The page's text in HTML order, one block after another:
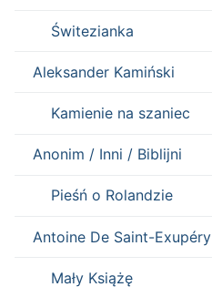
Świtezianka
Aleksander Kamiński
Kamienie na szaniec
Anonim / Inni / Biblijni
Pieśń o Rolandzie
Antoine De Saint-Exupéry
Mały Książę